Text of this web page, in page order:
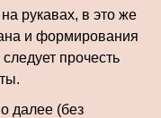
рукавах, в это же
и формирования
прочесть
далее (без